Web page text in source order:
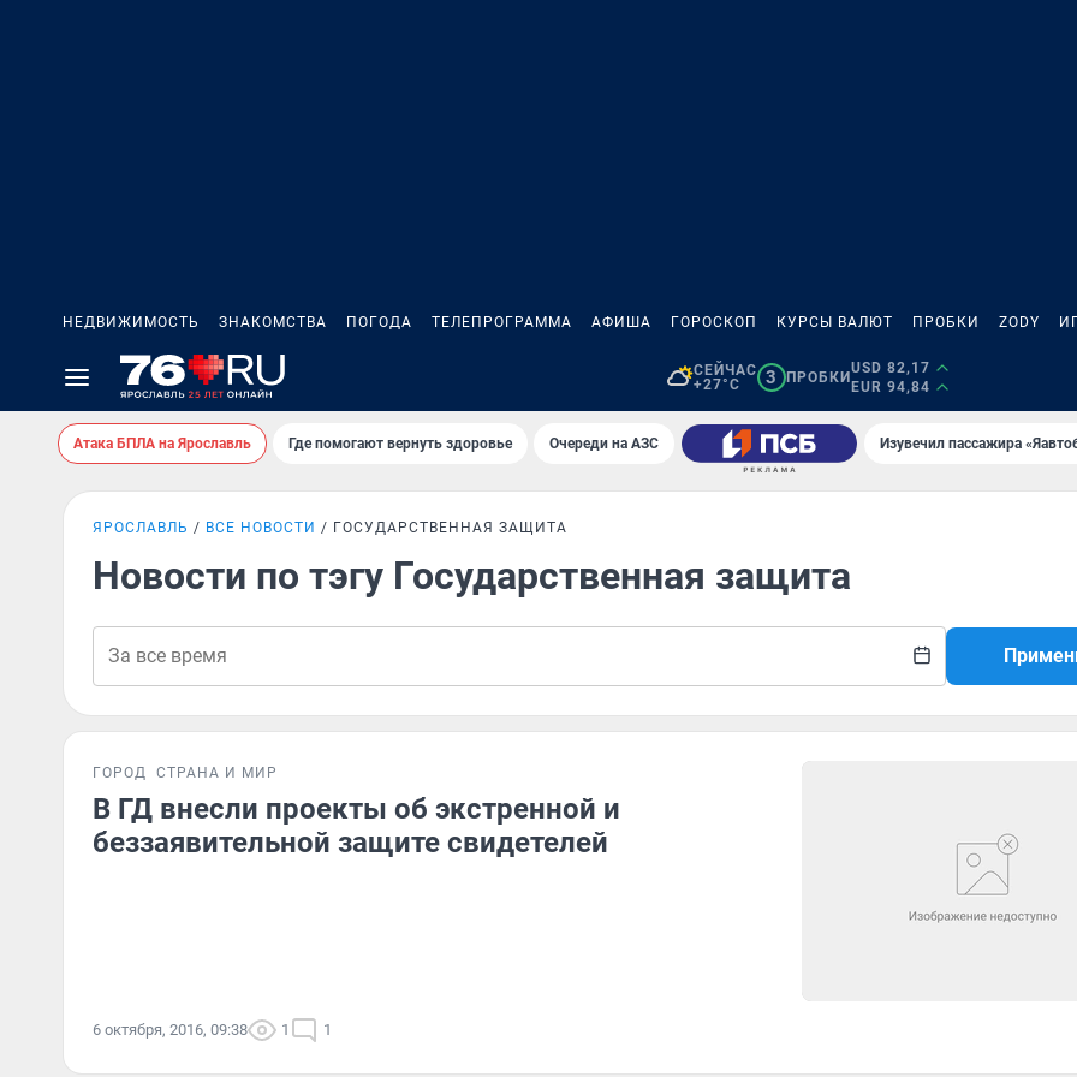
НЕДВИЖИМОСТЬ ЗНАКОМСТВА ПОГОДА ТЕЛЕПРОГРАММА АФИША ГОРОСКОП КУРСЫ ВАЛЮТ ПРОБКИ ZODY
СЕЙЧАС
+27°C
3 ПРОБКИ
USD 82,17
EUR 94,84
Атака БПЛА на Ярославль Где помогают вернуть здоровье Очереди на АЗС Изувечил пассажира
ЯРОСЛАВЛЬ ВСЕ НОВОСТИ ГОСУДАРСТВЕННАЯ ЗАЩИТА
Новости по тэгу Государственная защита
ГОРОД СТРАНА И МИР
В ГД внесли проекты об экстренной и
беззаявительной защите свидетелей
6 октября, 2016, 09:38 1 1